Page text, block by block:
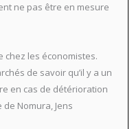
ne pas être en mesure
chez les économistes.
de savoir qu’il y a un
en cas de détérioration
de Nomura, Jens